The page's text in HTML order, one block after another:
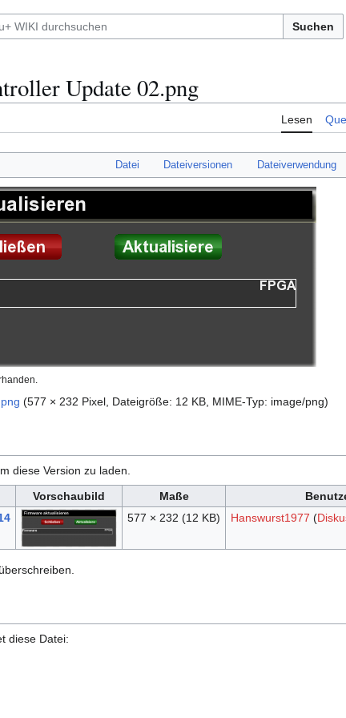
Suchen
Update 02.png
Lesen
Datei Dateiversionen Dateiverwendung
(577 × 232 Pixel, Dateigröße: 12 KB, MIME-Typ: image/png)
diese Version zu laden.
Vorschaubild Maße
577 × 232 (12 KB) Hanswurst1977 (
diese Datei: